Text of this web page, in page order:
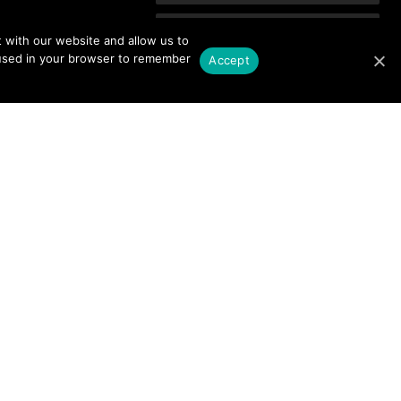
our website and allow us to
in your browser to remember
Accept